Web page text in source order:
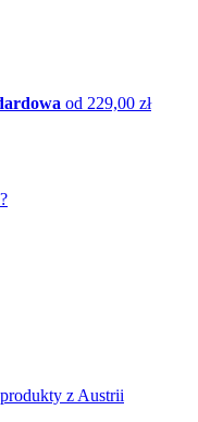
od 229,00 zł
z Austrii